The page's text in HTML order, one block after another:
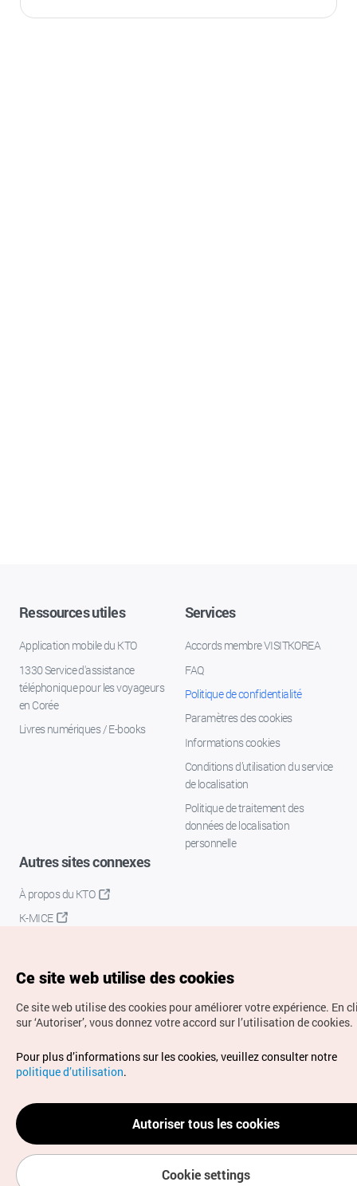
Ressources utiles
Application mobile du KTO
1330 Service d'assistance
téléphonique pour les voyageurs
en Corée
Livres numériques / E-books
Services
Accords membre VISITKOREA
FAQ
Politique de confidentialité
Paramètres des cookies
Informations cookies
Conditions d’utilisation du service
de localisation
Politique de traitement des
données de localisation
personnelle
Autres sites connexes
À propos du KTO
K-MICE
Droits d’auteur (c) Office National du Tourisme en Corée.
Tous droits réservés.
Pour les rapports d'erreurs et demandes de renseignements,
adressez vos demandes à
info.ontc@gmail.com
Ce site web utilise des cookies
Ce site web utilise des cookies pour améliorer votre expérience. En
sur ‘Autoriser’, vous donnez votre accord sur l’utilisation de cookies.
Pour plus d’informations sur les cookies, veuillez consulter notre
politique d’utilisation.
Autoriser tous les cookies
Cookie settings